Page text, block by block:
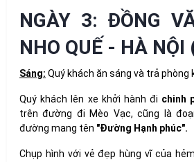
NGÀY 3: ĐỒNG
NHO QUẾ - HÀ
Sáng: Quý khách ăn sáng và trả phòng
Quý khách lên xe khởi hành đi chinh
trên đường đi Mèo Vạc, cũng là
đường mang tên "Đường Hạnh phúc".
Chụp hình với vẻ đẹp hùng vĩ của